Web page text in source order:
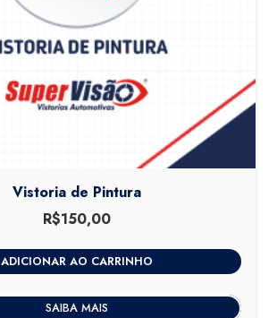
Vistoria de Pintura
R$150,00
ADICIONAR AO CARRINHO
SAIBA MAIS